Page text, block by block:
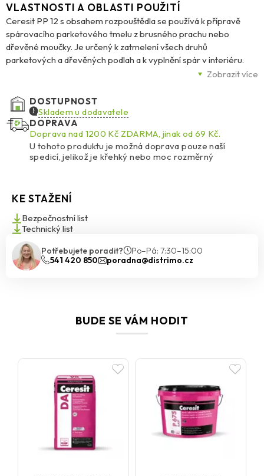
Zobrazit více
VLASTNOSTI A OBLASTI POUŽITÍ
Ceresit PP 12 s obsahem rozpouštědla se používá k přípravě
spárovacího parketového tmelu z brusného prachu nebo
dřevěné moučky. Je určený k zatmelení všech druhů
parketových a dřevěných podlah a k vyplnění spár v interiéru.
Dodatečné zatažení do spáry je při schnutí minimální, tmel je
slepení hran jednotlivých prvků (např. dřevěná špalíková dlažba,
prkenné podlahy a palubky z měkkých dřev, kantovka a parkety
na podlahovém vytápění) doporučujeme nanést po zatmelení a
přebroušení základní lak Ceresit PP 20.
DOSTUPNOST
Skladem u dodavatele
DOPRAVA
Doprava nad 1200 Kč ZDARMA, jinak od 69 Kč.
U tohoto produktu je možná doprava pouze naší
spedicí, jelikož je křehký nebo moc rozměrný
KE STAŽENÍ
Bezpečnostní list
Technický list
Potřebujete poradit?
Po–Pá: 7:30–15:00
541 420 850
poradna@distrimo.cz
BUDE SE VÁM HODIT